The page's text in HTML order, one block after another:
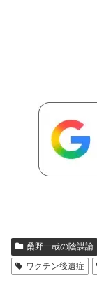
桑野一哉の陰謀論
ワクチン後遺症